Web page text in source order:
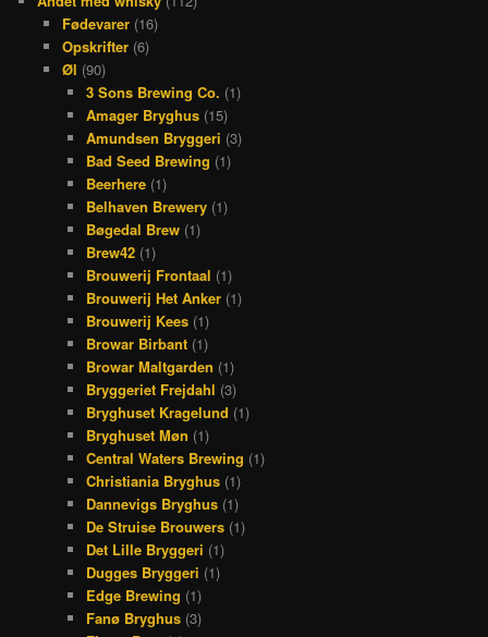
Fødevarer(16)
Opskrifter(6)
Øl (90)
3 Sons Brewing Co. (1)
Amager Bryghus (15)
Amundsen Bryggeri (3)
Bad Seed Brewing (1)
Beerhere (1)
Belhaven Brewery (1)
Bøgedal Brew (1)
Brew42 (1)
Brouwerij Frontaal (1)
Brouwerij Het Anker (1)
Brouwerij Kees (1)
Browar Birbant (1)
Browar Maltgarden (1)
Bryggeriet Frejdahl (3)
Bryghuset Kragelund (1)
Bryghuset Møn (1)
Central Waters Brewing (1)
Christiania Bryghus (1)
Dannevigs Bryghus (1)
De Struise Brouwers (1)
Det Lille Bryggeri (1)
Dugges Bryggeri (1)
Edge Brewing (1)
Fanø Bryghus (3)